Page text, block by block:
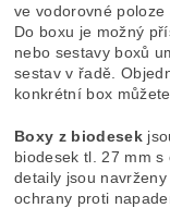
ve vodorovné poloze
Do boxu je možný
nebo sestavy boxů
sestav v řadě.
konkrétní box můžete
Boxy z biodesek
biodesek tl. 27 mm
detaily jsou
ochrany proti